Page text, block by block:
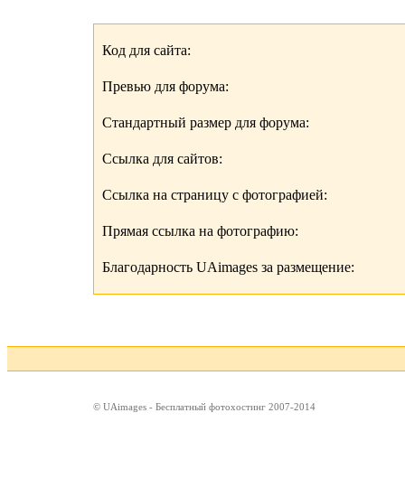
Код для сайта:
Превью для форума:
Стандартный размер для форума:
Ссылка для сайтов:
Ссылка на страницу с фотографией:
Прямая ссылка на фотографию:
Благодарность UAimages за размещение:
© UAimages - Бесплатный фотохостинг 2007-2014